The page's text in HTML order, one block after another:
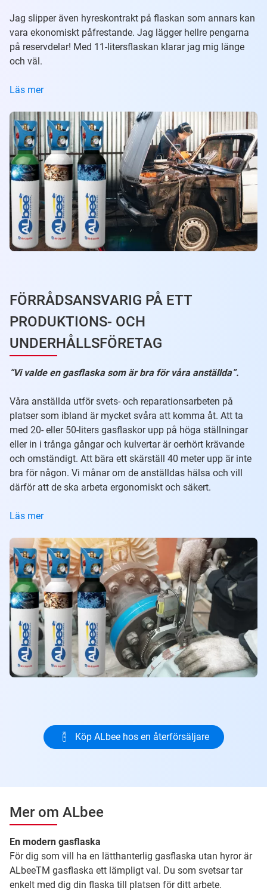
Jag slipper även hyreskontrakt på flaskan som annars kan
vara ekonomiskt påfrestande. Jag lägger hellre pengarna
på reservdelar! Med 11-litersflaskan klarar jag mig länge
och väl.
Läs mer
FÖRRÅDSANSVARIG PÅ ETT
PRODUKTIONS- OCH
UNDERHÅLLSFÖRETAG
“Vi valde en gasflaska som är bra för våra anställda”.
Våra anställda utför svets- och reparationsarbeten på
platser som ibland är mycket svåra att komma åt. Att ta
med 20- eller 50-liters gasflaskor upp på höga ställningar
eller in i trånga gångar och kulvertar är oerhört krävande
och omständigt. Att bära ett skärställ 40 meter upp är inte
bra för någon. Vi månar om de anställdas hälsa och vill
därför att de ska arbeta ergonomiskt och säkert.
Läs mer
Köp ALbee hos en återförsäljare
Mer om ALbee
En modern gasflaska
För dig som vill ha en lätthanterlig gasflaska utan hyror är
ALbeeTM gasflaska ett lämpligt val. Du som svetsar tar
enkelt med dig din flaska till platsen för ditt arbete.